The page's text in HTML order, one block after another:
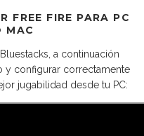
FREE FIRE PARA PC
MAC
a continuación
y configurar correctamente
jugabilidad desde tu PC: